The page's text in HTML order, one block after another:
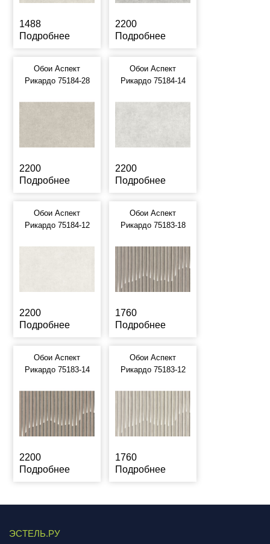
1488
Подробнее
2200
Подробнее
Обои Аспект
Рикардо 75184-28
2200
Подробнее
Обои Аспект
Рикардо 75184-14
2200
Подробнее
Обои Аспект
Рикардо 75184-12
2200
Подробнее
Обои Аспект
Рикардо 75183-18
1760
Подробнее
Обои Аспект
Рикардо 75183-14
2200
Подробнее
Обои Аспект
Рикардо 75183-12
1760
Подробнее
ЭСТЕЛЬ.РУ